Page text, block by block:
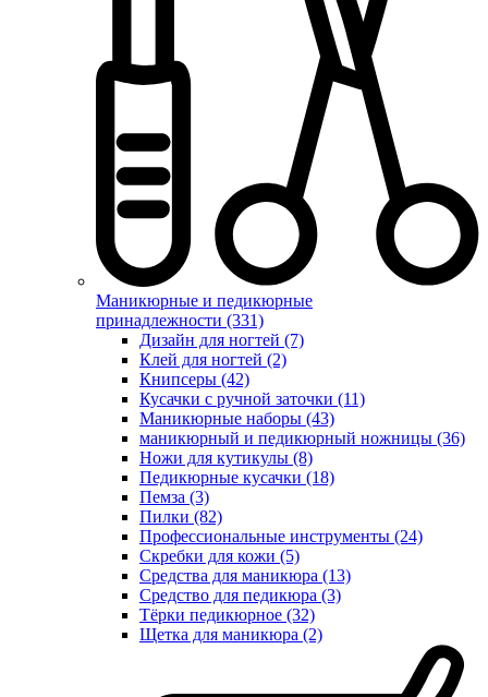
Маникюрные и педикюрные
принадлежности (331)
Дизайн для ногтей (7)
Клей для ногтей (2)
Книпсеры (42)
Кусачки с ручной заточки (11)
Маникюрные наборы (43)
маникюрный и педикюрный ножницы (36)
Ножи для кутикулы (8)
Педикюрные кусачки (18)
Пемза (3)
Пилки (82)
Профессиональные инструменты (24)
Скребки для кожи (5)
Средства для маникюра (13)
Средство для педикюра (3)
Тёрки педикюрное (32)
Щетка для маникюра (2)